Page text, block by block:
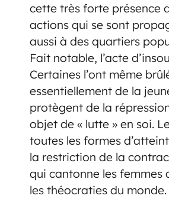
cette très forte présence
actions qui se sont
aussi à des quartiers
Fait notable, l’acte
Certaines l’ont même
essentiellement de la
protègent de la
objet de « lutte » en soi.
toutes les formes
la restriction de la
qui cantonne les femmes
les théocraties du